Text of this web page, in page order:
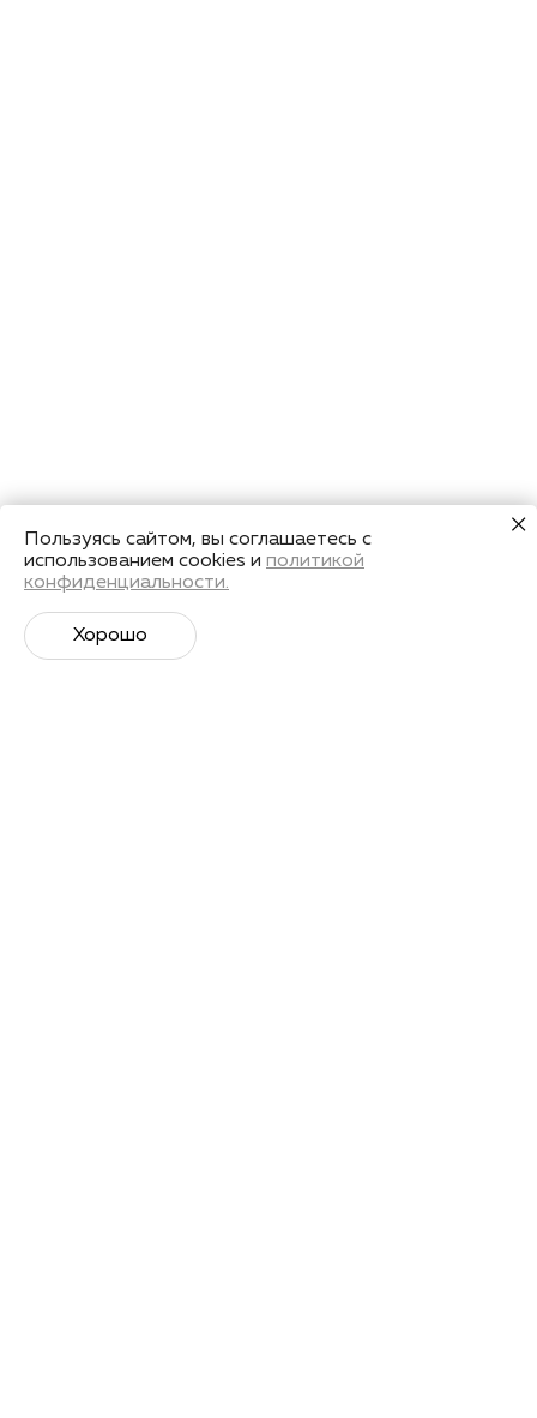
Пользуясь сайтом, вы соглашаетесь с
использованием cookies и политикой
конфиденциальности.
Хорошо